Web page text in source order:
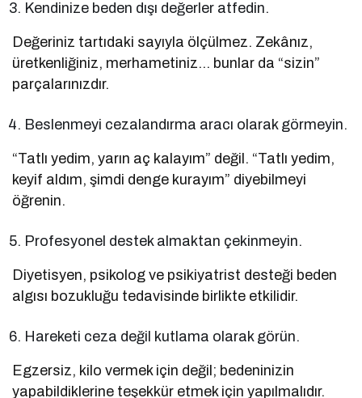
Kendinize beden dışı değerler atfedin.
Değeriniz tartıdaki sayıyla ölçülmez. Zekânız,
üretkenliğiniz, merhametiniz… bunlar da “sizin”
parçalarınızdır.
Beslenmeyi cezalandırma aracı olarak görmeyin.
“Tatlı yedim, yarın aç kalayım” değil. “Tatlı yedim,
keyif aldım, şimdi denge kurayım” diyebilmeyi
öğrenin.
Profesyonel destek almaktan çekinmeyin.
Diyetisyen, psikolog ve psikiyatrist desteği beden
algısı bozukluğu tedavisinde birlikte etkilidir.
Hareketi ceza değil kutlama olarak görün.
Egzersiz, kilo vermek için değil; bedeninizin
yapabildiklerine teşekkür etmek için yapılmalıdır.